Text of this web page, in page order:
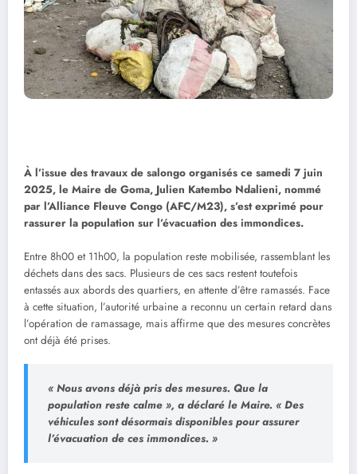
À l’issue des travaux de salongo organisés ce samedi 7 juin
2025, le Maire de Goma, Julien Katembo Ndalieni, nommé
par l’Alliance Fleuve Congo (AFC/M23), s’est exprimé pour
rassurer la population sur l’évacuation des immondices.
Entre 8h00 et 11h00, la population reste mobilisée, rassemblant les
déchets dans des sacs. Plusieurs de ces sacs restent toutefois
entassés aux abords des quartiers, en attente d’être ramassés. Face
à cette situation, l’autorité urbaine a reconnu un certain retard dans
l’opération de ramassage, mais affirme que des mesures concrètes
ont déjà été prises.
« Nous avons déjà pris des mesures. Que la
population reste calme », a déclaré le Maire. « Des
véhicules sont désormais disponibles pour assurer
l’évacuation de ces immondices. »